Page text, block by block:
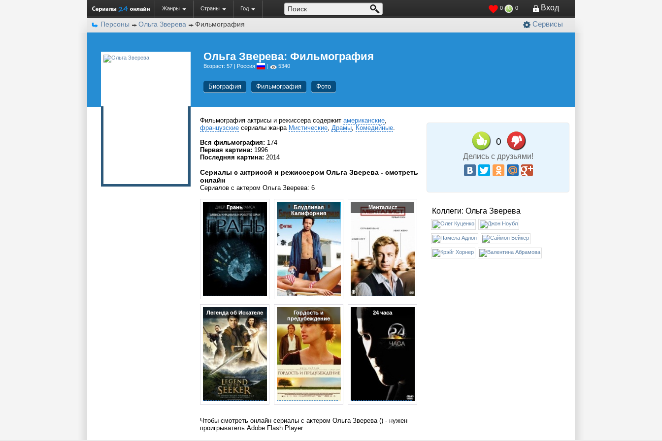
Сервисы
Персоны Ольга Зверева Фильмография
Жанры Страны Год 0 0 Вход
Ольга Зверева: Фильмография
Возраст: 57 | Россия | 5340
Биография Фильмография Фото
Фильмография актрисы и режиссера содержит американские,
французские сериалы жанра Мистические, Драмы, Комедийные.
Вся фильмография: 174
Первая картина: 1996
Последняя картина: 2014
Сериалы с актрисой и режиссером Ольга Зверева - смотреть
онлайн
Сериалов с актером Ольга Зверева: 6
Грань
Блудливая
Калифорния
Менталист
Легенда об Искателе
Гордость и
предубеждение
24 часа
Чтобы смотреть онлайн сериалы с актером Ольга Зверева () - нужен
проигрыватель Adobe Flash Player
0
Делись с друзьями!
Коллеги: Ольга Зверева